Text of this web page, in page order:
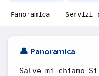
Panoramica Servizi
👤 Panoramica
Salve mi chiamo